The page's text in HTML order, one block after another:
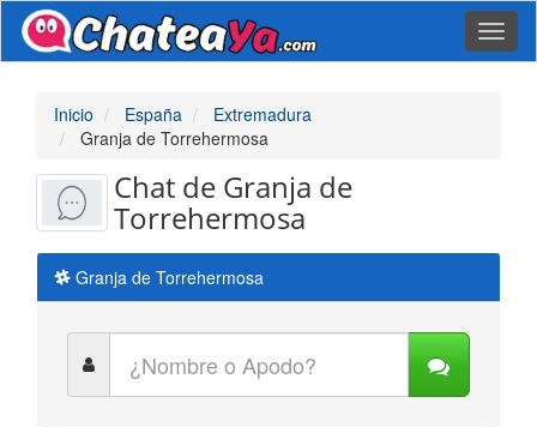
Inicio España
Extremadura
Granja de Torrehermosa
Chat de Granja de
Torrehermosa
Granja de Torrehermosa